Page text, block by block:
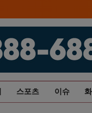
스포츠 이슈